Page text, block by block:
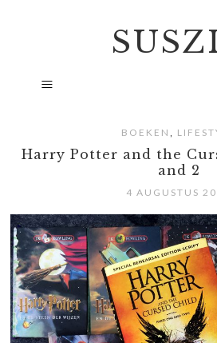
BOEKEN ,
Harry Potter and the
and 2
4 AUGUSTUS